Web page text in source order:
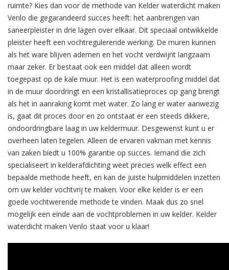
ruimte? Kies dan voor de methode van Kelder waterdicht maken
Venlo die gegarandeerd succes heeft: het aanbrengen van
saneerpleister in drie lagen over elkaar. Dit speciaal ontwikkelde
pleister heeft een vochtregulerende werking. De muren kunnen
als het ware blijven ademen en het vocht verdwijnt langzaam
maar zeker. Er bestaat ook een middel dat alleen wordt
toegepast op de kale muur. Het is een waterproofing middel dat
in de muur doordringt en een kristallisatieproces op gang brengt
als het in aanraking komt met water. Zo lang er water aanwezig
is, gaat dit proces door en zo ontstaat er een steeds dikkere,
ondoordringbare laag in uw keldermuur. Desgewenst kunt u er
overheen laten tegelen. Alleen de ervaren vakman met kennis
van zaken biedt u 100% garantie op succes. Iemand die zich
specialiseert in kelderafdichting weet precies welk effect een
bepaalde methode heeft, en kan de juiste hulpmiddelen inzetten
om uw kelder vochtvrij te maken. Voor elke kelder is er een
goede vochtwerende methode te vinden. Maak dus zo snel
mogelijk een einde aan de vochtproblemen in uw kelder. Kelder
waterdicht maken Venlo staat voor u klaar!